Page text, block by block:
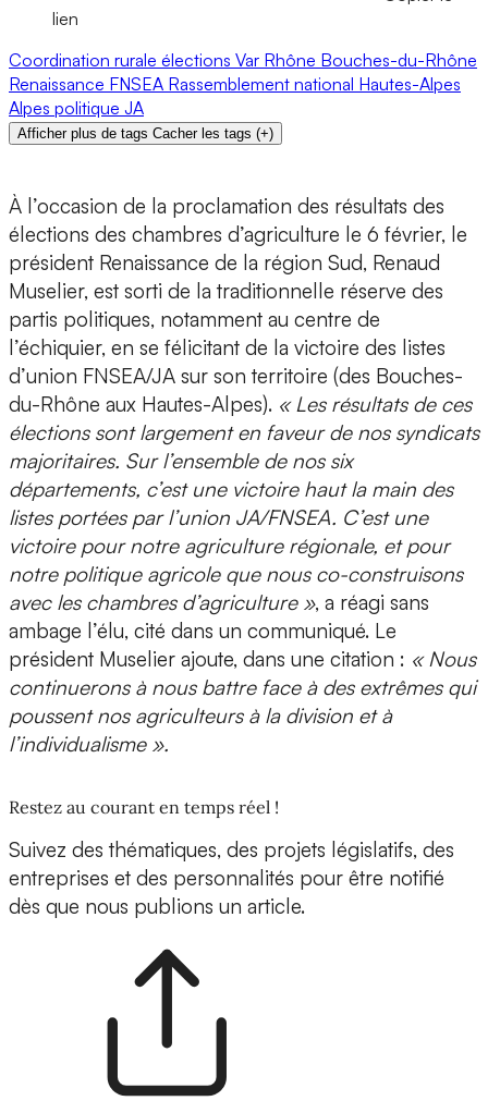
lien
Coordination rurale élections Var Rhône Bouches-du-Rhône
Renaissance FNSEA Rassemblement national Hautes-Alpes
Alpes politique JA
Afficher plus de tags Cacher les tags (+)
À l’occasion de la proclamation des résultats des
élections des chambres d’agriculture le 6 février, le
président Renaissance de la région Sud, Renaud
Muselier, est sorti de la traditionnelle réserve des
partis politiques, notamment au centre de
l’échiquier, en se félicitant de la victoire des listes
d’union FNSEA/JA sur son territoire (des Bouches-
du-Rhône aux Hautes-Alpes). « Les résultats de ces
élections sont largement en faveur de nos syndicats
majoritaires. Sur l’ensemble de nos six
départements, c’est une victoire haut la main des
listes portées par l’union JA/FNSEA. C’est une
victoire pour notre agriculture régionale, et pour
notre politique agricole que nous co-construisons
avec les chambres d’agriculture », a réagi sans
ambage l’élu, cité dans un communiqué. Le
président Muselier ajoute, dans une citation : « Nous
continuerons à nous battre face à des extrêmes qui
poussent nos agriculteurs à la division et à
l’individualisme ».
Restez au courant en temps réel !
Suivez des thématiques, des projets législatifs, des
entreprises et des personnalités pour être notifié
dès que nous publions un article.